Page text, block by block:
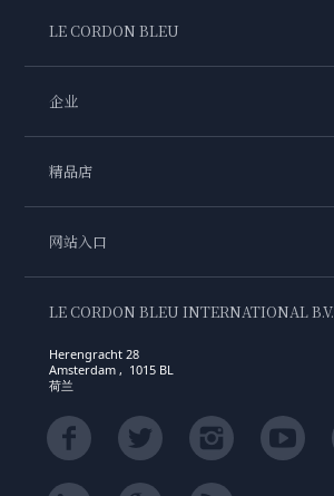
LE CORDON BLEU
企业
精品店
网站入口
LE CORDON BLEU INTERNATIONAL B.V.
Herengracht 28
Amsterdam , 1015 BL
荷兰